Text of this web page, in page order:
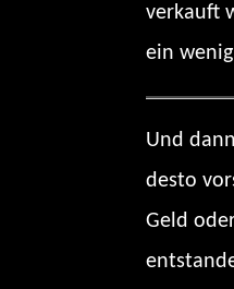
verkauft
ein
Und
desto
Geld